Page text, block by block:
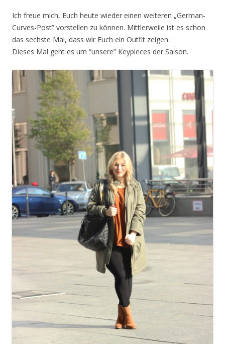
Ich freue mich, Euch heute wieder einen weiteren „German-
Curves-Post” vorstellen zu können. Mittlerweile ist es schon
das sechste Mal, dass wir Euch ein Outfit zeigen.
Dieses Mal geht es um “unsere” Keypieces der Saison.